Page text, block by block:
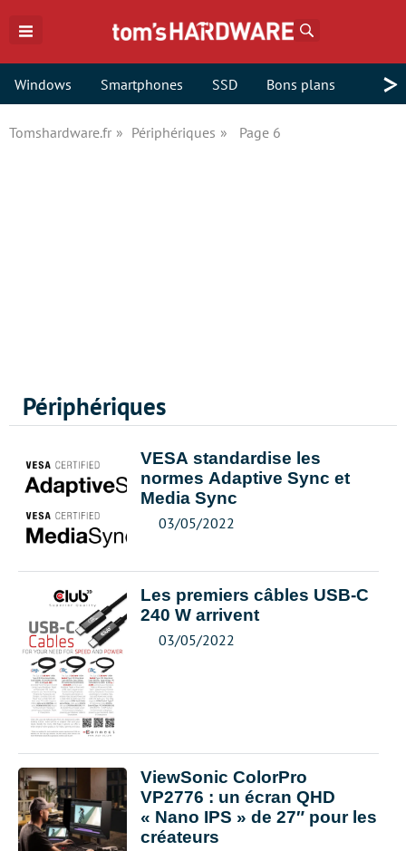
Windows Smartphones SSD Bons plans >
Tomshardware.fr Périphériques Page 6
Périphériques
VESA standardise les
normes Adaptive Sync et
Media Sync
03/05/2022
Les premiers câbles USB-C
240 W arrivent
03/05/2022
ViewSonic ColorPro
VP2776 : un écran QHD
« Nano IPS » de 27″ pour les
créateurs